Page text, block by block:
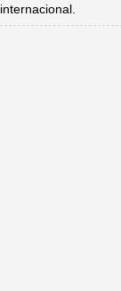
internacional.